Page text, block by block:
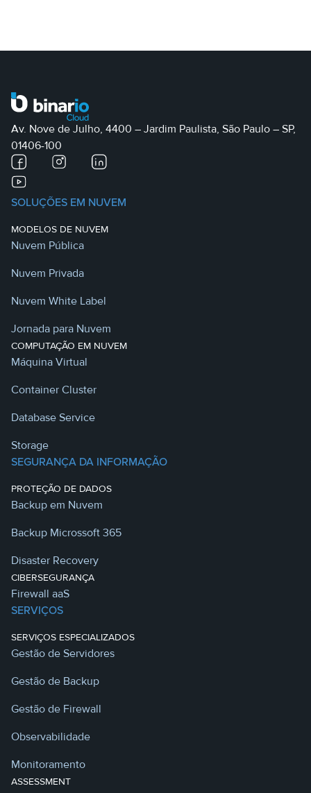
Av. Nove de Julho, 4400 – Jardim Paulista, São Paulo – SP,
01406-100
SOLUÇÕES EM NUVEM
MODELOS DE NUVEM
Nuvem Pública
Nuvem Privada
Nuvem White Label
Jornada para Nuvem
COMPUTAÇÃO EM NUVEM
Máquina Virtual
Container Cluster
Database Service
Storage
SEGURANÇA DA INFORMAÇÃO
PROTEÇÃO DE DADOS
Backup em Nuvem
Backup Microssoft 365
Disaster Recovery
CIBERSEGURANÇA
Firewall aaS
SERVIÇOS
SERVIÇOS ESPECIALIZADOS
Gestão de Servidores
Gestão de Backup
Gestão de Firewall
Observabilidade
Monitoramento
ASSESSMENT